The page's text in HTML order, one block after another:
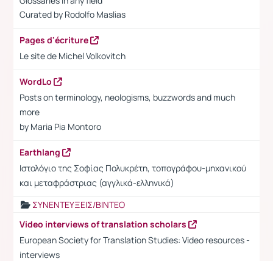
Curated by Rodolfo Maslias
Pages d'écriture
Le site de Michel Volkovitch
WordLo
Posts on terminology, neologisms, buzzwords and much
more
by Maria Pia Montoro
Earthlang
Ιστολόγιο της Σοφίας Πολυκρέτη, τοπογράφου-μηχανικού
και μεταφράστριας (αγγλικά-ελληνικά)
ΣΥΝΕΝΤΕΥΞΕΙΣ/ΒΙΝΤΕΟ
Video interviews of translation scholars
European Society for Translation Studies: Video resources -
interviews